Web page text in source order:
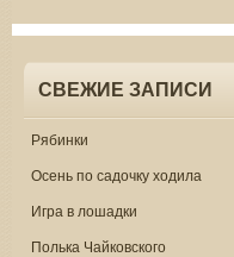
СВЕЖИЕ ЗАПИСИ
Рябинки
Осень по садочку ходила
Игра в лошадки
Полька Чайковского